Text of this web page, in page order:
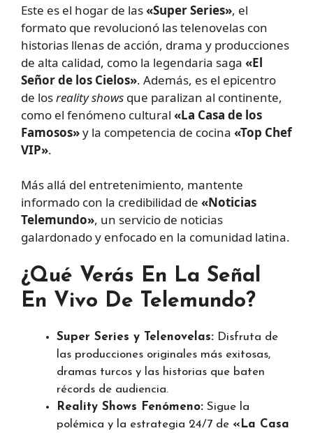
Este es el hogar de las«Super Series», el
formato que revolucionó las telenovelas con
historias llenas de acción, drama y producciones
de alta calidad, como la legendaria saga «El
Señor de los Cielos». Además, es el epicentro
de losreality shows que paralizan al continente,
como el fenómeno cultural «La Casa de los
Famosos»y la competencia de cocina «Top Chef
VIP».
Más allá del entretenimiento, mantente
informado con la credibilidad de «Noticias
Telemundo», un servicio de noticias
galardonado y enfocado en la comunidad latina.
¿Qué Verás En La Señal
En Vivo De Telemundo?
Super Series y Telenovelas: Disfruta de
las producciones originales más exitosas,
dramas turcos y las historias que baten
récords de audiencia.
Reality Shows Fenómeno: Sigue la
polémica y la estrategia 24/7 de «La Casa